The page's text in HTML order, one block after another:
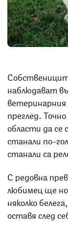
наблюдават
ветеринарния
преглед.
области да се
станали по-
станали са
С редовна
любимец ще
няколко
оставя след